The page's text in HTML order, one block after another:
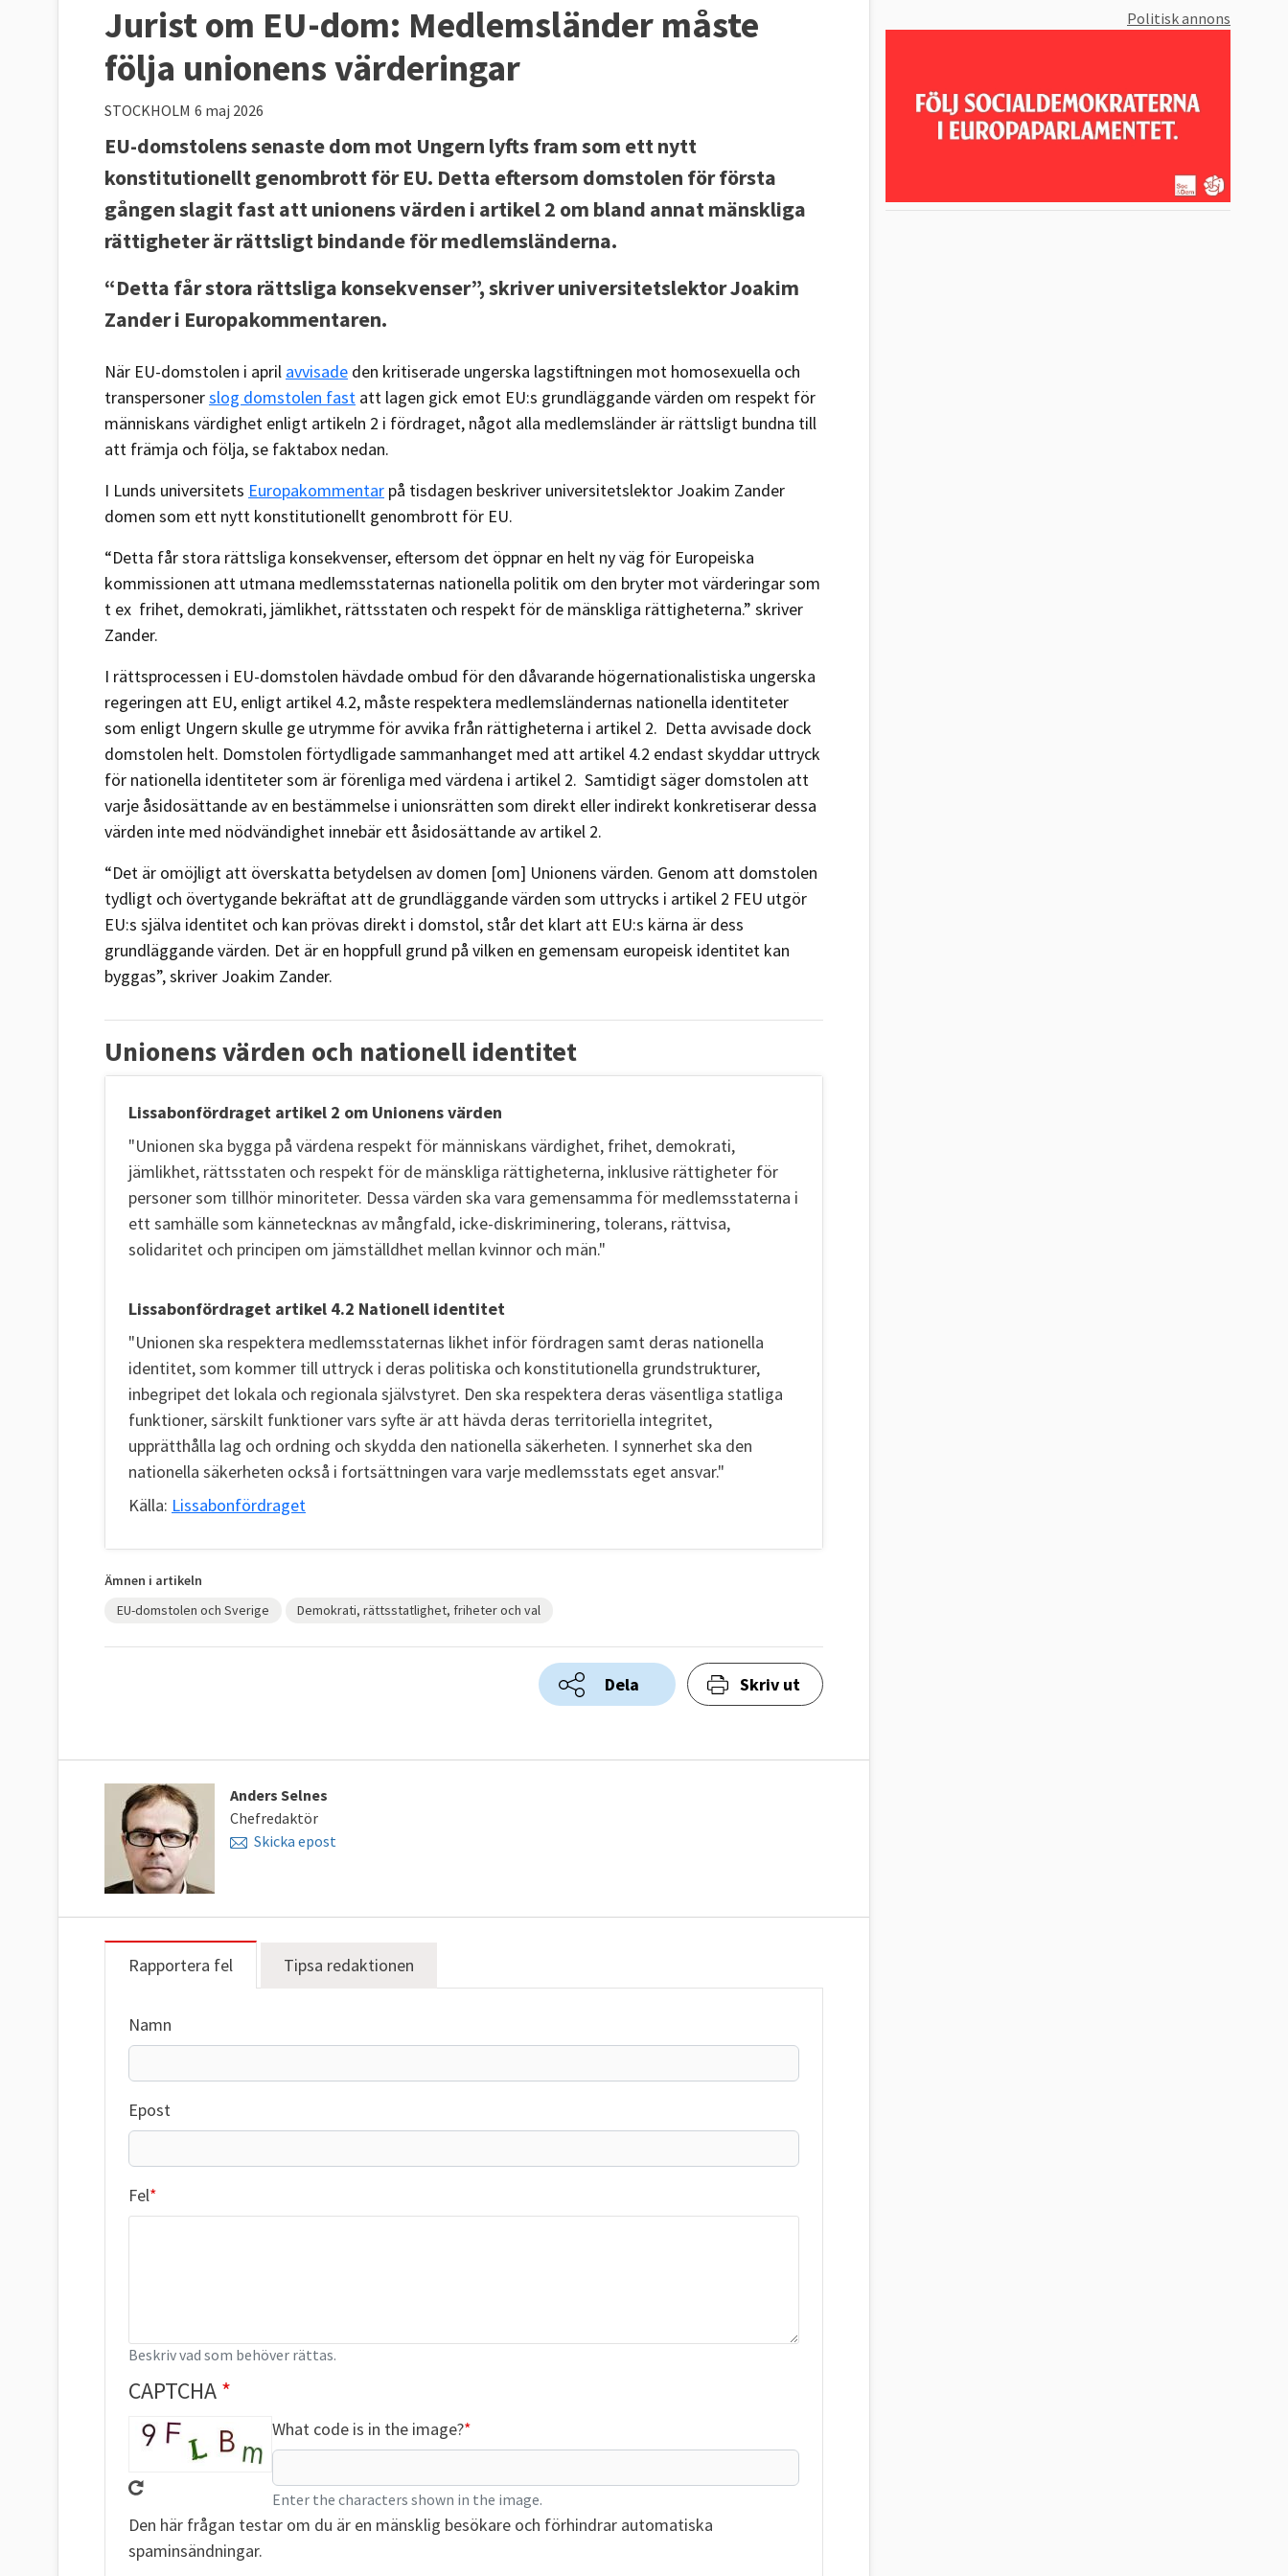
Jurist om EU-dom: Medlemsländer måste
följa unionens värderingar
STOCKHOLM 6 maj 2026
EU-domstolens senaste dom mot Ungern lyfts fram som ett nytt
konstitutionellt genombrott för EU. Detta eftersom domstolen för första
gången slagit fast att unionens värden i artikel 2 om bland annat mänskliga
rättigheter är rättsligt bindande för medlemsländerna.
“Detta får stora rättsliga konsekvenser”, skriver universitetslektor Joakim
Zander i Europakommentaren.
När EU-domstolen i april avvisade den kritiserade ungerska lagstiftningen mot homosexuella och
transpersonerslog domstolen fast att lagen gick emot EU:s grundläggande värden om respekt för
människans värdighet enligt artikeln 2 i fördraget, något alla medlemsländer är rättsligt bundna till
att främja och följa, se faktabox nedan.
I Lunds universitets Europakommentar på tisdagen beskriver universitetslektor Joakim Zander
domen som ett nytt konstitutionellt genombrott för EU.
“Detta får stora rättsliga konsekvenser, eftersom det öppnar en helt ny väg för Europeiska
kommissionen att utmana medlemsstaternas nationella politik om den bryter mot värderingar som
t ex frihet, demokrati, jämlikhet, rättsstaten och respekt för de mänskliga rättigheterna.” skriver
Zander.
I rättsprocessen i EU-domstolen hävdade ombud för den dåvarande högernationalistiska ungerska
regeringen att EU, enligt artikel 4.2, måste respektera medlemsländernas nationella identiteter
som enligt Ungern skulle ge utrymme för avvika från rättigheterna i artikel 2. Detta avvisade dock
domstolen helt. Domstolen förtydligade sammanhanget med att artikel 4.2 endast skyddar uttryck
för nationella identiteter som är förenliga med värdena i artikel 2. Samtidigt säger domstolen att
varje åsidosättande av en bestämmelse i unionsrätten som direkt eller indirekt konkretiserar dessa
värden inte med nödvändighet innebär ett åsidosättande av artikel 2.
“Det är omöjligt att överskatta betydelsen av domen [om] Unionens värden. Genom att domstolen
tydligt och övertygande bekräftat att de grundläggande värden som uttrycks i artikel 2 FEU utgör
EU:s själva identitet och kan prövas direkt i domstol, står det klart att EU:s kärna är dess
grundläggande värden. Det är en hoppfull grund på vilken en gemensam europeisk identitet kan
byggas”, skriver Joakim Zander.
Unionens värden och nationell identitet
Lissabonfördraget artikel 2 om Unionens värden
"Unionen ska bygga på värdena respekt för människans värdighet, frihet, demokrati,
jämlikhet, rättsstaten och respekt för de mänskliga rättigheterna, inklusive rättigheter för
personer som tillhör minoriteter. Dessa värden ska vara gemensamma för medlemsstaterna i
ett samhälle som kännetecknas av mångfald, icke-diskriminering, tolerans, rättvisa,
solidaritet och principen om jämställdhet mellan kvinnor och män."
Lissabonfördraget artikel 4.2 Nationell identitet
"Unionen ska respektera medlemsstaternas likhet inför fördragen samt deras nationella
identitet, som kommer till uttryck i deras politiska och konstitutionella grundstrukturer,
inbegripet det lokala och regionala självstyret. Den ska respektera deras väsentliga statliga
funktioner, särskilt funktioner vars syfte är att hävda deras territoriella integritet,
upprätthålla lag och ordning och skydda den nationella säkerheten. I synnerhet ska den
nationella säkerheten också i fortsättningen vara varje medlemsstats eget ansvar."
Källa: Lissabonfördraget
Ämnen i artikeln
EU-domstolen och Sverige
Demokrati, rättsstatlighet, friheter och val
Dela Skriv ut
Anders Selnes
Chefredaktör
Skicka epost
Rapportera fel Tipsa redaktionen
Namn
Epost
Fel
Beskriv vad som behöver rättas.
CAPTCHA
What code is in the image?
Enter the characters shown in the image.
Den här frågan testar om du är en mänsklig besökare och förhindrar automatiska
spaminsändningar.
Politisk annons